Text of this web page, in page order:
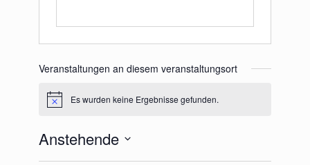
Veranstaltungen an diesem veranstaltungsort
HinweisEs wurden keine Ergebnisse gefunden.
Anstehende